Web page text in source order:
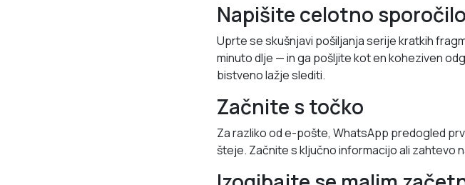
Napišite celotno
Uprte se skušnjavi pošiljanja serije kratkih
minuto dlje — in ga pošljite kot en koheziven
bistveno lažje slediti.
Začnite s točko
Za razliko od e-pošte, WhatsApp predogled
šteje. Začnite s ključno informacijo ali zahtevo